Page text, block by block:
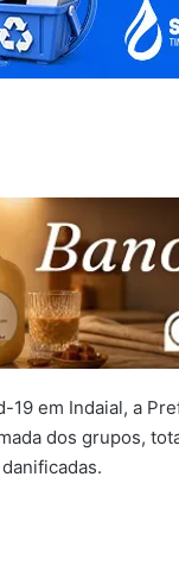
19 em Indaial, a
dos grupos,